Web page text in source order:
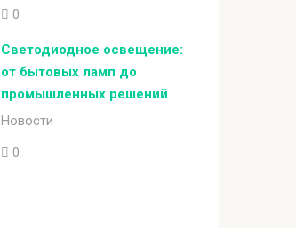
0
Светодиодное освещение:
от бытовых ламп до
промышленных решений
Новости
0